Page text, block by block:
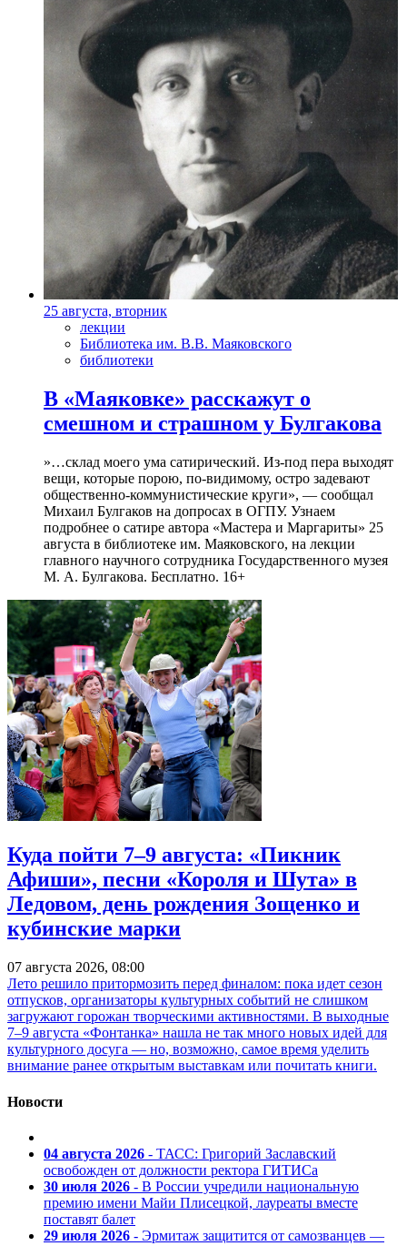
25 августа, вторник
лекции
Библиотека им. В.В. Маяковского
библиотеки
В «Маяковке» расскажут о
смешном и страшном у Булгакова
»…склад моего ума сатирический. Из-под пера выходят
вещи, которые порою, по-видимому, остро задевают
общественно-коммунистические круги», — сообщал
Михаил Булгаков на допросах в ОГПУ. Узнаем
подробнее о сатире автора «Мастера и Маргариты» 25
августа в библиотеке им. Маяковского, на лекции
главного научного сотрудника Государственного музея
М. А. Булгакова. Бесплатно. 16+
Куда пойти 7–9 августа: «Пикник
Афиши», песни «Короля и Шута» в
Ледовом, день рождения Зощенко и
кубинские марки
07 августа 2026, 08:00
Лето решило притормозить перед финалом: пока идет сезон
отпусков, организаторы культурных событий не слишком
загружают горожан творческими активностями. В выходные
7–9 августа «Фонтанка» нашла не так много новых идей для
культурного досуга — но, возможно, самое время уделить
внимание ранее открытым выставкам или почитать книги.
Новости
04 августа 2026 - ТАСС: Григорий Заславский
освобожден от должности ректора ГИТИСа
30 июля 2026 - В России учредили национальную
премию имени Майи Плисецкой, лауреаты вместе
поставят балет
29 июля 2026 - Эрмитаж защитится от самозванцев —